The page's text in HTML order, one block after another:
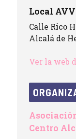
Local
Calle Rico
Alcalá de
Ver la web
Centro